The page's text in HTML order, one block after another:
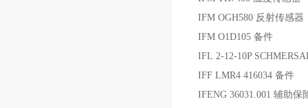
IFM OGH580 反射传感器
IFM O1D105 备件
IFL 2-12-10P
IFF LMR4 416034 备件
IFENG 36031.001 辅助保